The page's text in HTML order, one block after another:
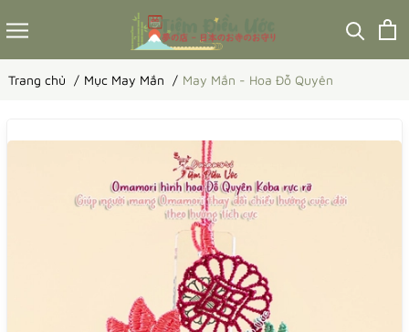
Trang chủ Mục May Mắn May Mắn - Hoa Đỗ Quyên